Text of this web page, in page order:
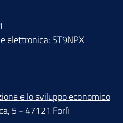
elettronica: ST9NPX
e lo sviluppo economico
5 - 47121 Forlì